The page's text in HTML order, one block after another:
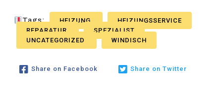
Tags: HEIZUNG
HEIZUNGSSERVICE
REPARATUR
SPEZIALIST
UNCATEGORIZED
WINDISCH
Share on Facebook Share on Twitter